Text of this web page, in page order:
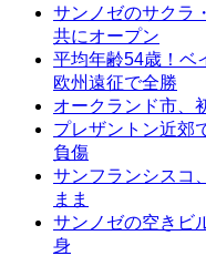
サンノゼのサクラ
共にオープン
平均年齢54歳！ベ
欧州遠征で全勝
オークランド市、
プレザントン近郊
負傷
サンフランシスコ
まま
サンノゼの空きビ
身